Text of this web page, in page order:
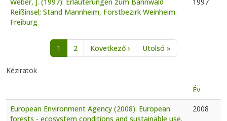
Reißinsel; Stand Mannheim, Forstbezirk Weinheim.
Freiburg
Oldalszámozás
1 2 Következő ›Következő oldal
Utolsó »Utolsó oldal
Kéziratok
Év
European Environment Agency (2008): European
forests - ecosystem conditions and sustainable use.
2008